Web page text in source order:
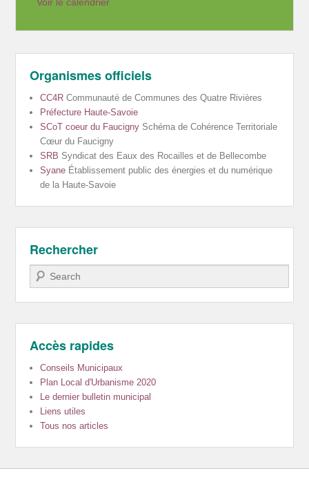
Organismes officiels
CC4R Communauté de Communes des Quatre Rivières
Préfecture Haute-Savoie
SCoT coeur du Faucigny Schéma de Cohérence Territoriale
Cœur du Faucigny
SRB Syndicat des Eaux des Rocailles et de Bellecombe
Syane Établissement public des énergies et du numérique
de la Haute-Savoie
Rechercher
Recherche
Accès rapides
Conseils Municipaux
Plan Local d'Urbanisme 2020
Le dernier bulletin municipal
Liens utiles
Tous nos articles